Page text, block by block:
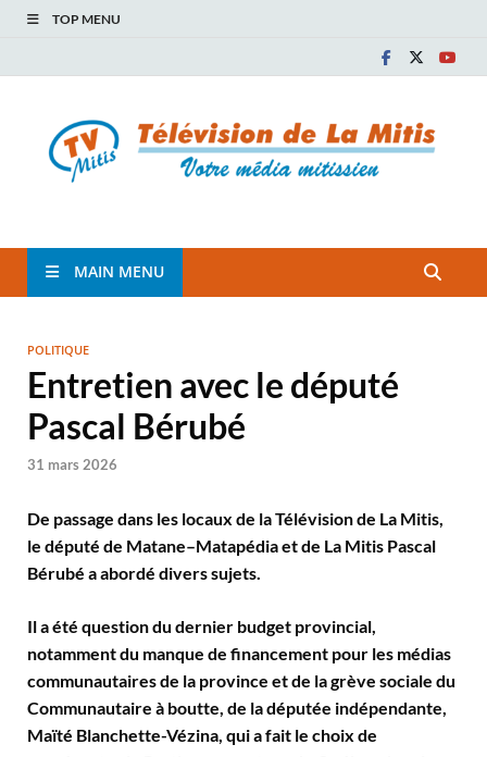
TOP MENU
TVM
MAIN MENU
POLITIQUE
Entretien avec le député
Pascal Bérubé
31 mars 2026
De passage dans les locaux de la Télévision de La Mitis,
le député de Matane–Matapédia et de La Mitis Pascal
Bérubé a abordé divers sujets.
Il a été question du dernier budget provincial,
notamment du manque de financement pour les médias
communautaires de la province et de la grève sociale du
Communautaire à boutte, de la députée indépendante,
Maïté Blanchette-Vézina, qui a fait le choix de